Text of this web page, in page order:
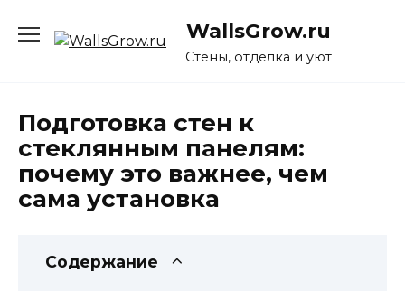
содержанию
WallsGrow.ru
Стены, отделка и уют
Подготовка стен к
стеклянным панелям:
почему это важнее, чем
сама установка
Содержание